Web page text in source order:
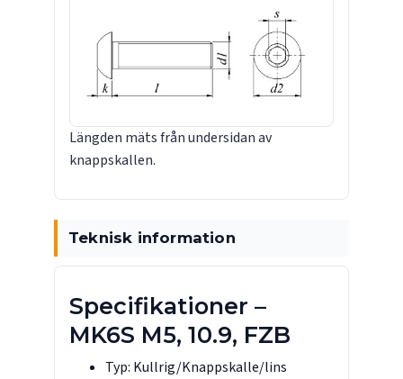
Längden mäts från undersidan av
knappskallen.
Teknisk information
Specifikationer –
MK6S M5, 10.9, FZB
Typ: Kullrig/Knappskalle/lins